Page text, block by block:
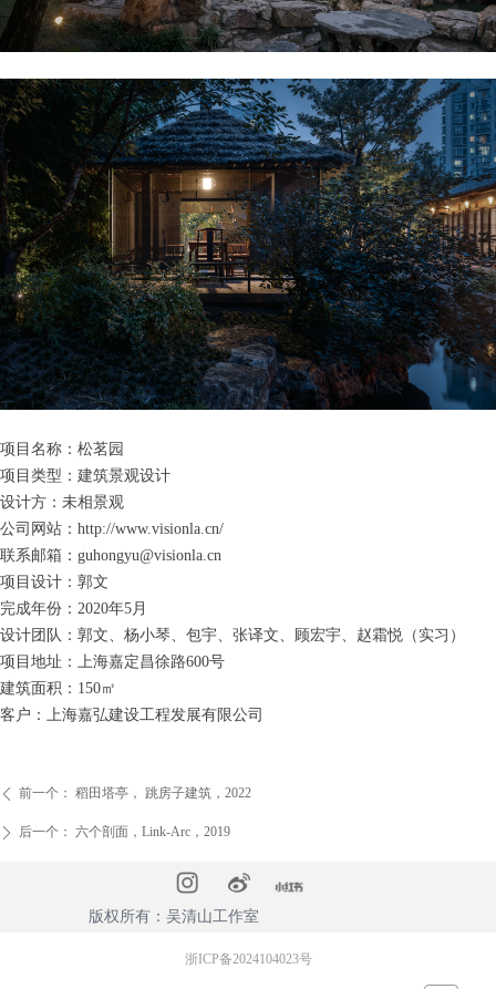
项目名称：松茗园
项目类型：建筑景观设计
设计方：未相景观
公司网站：http://www.visionla.cn/
联系邮箱：guhongyu@visionla.cn
项目设计：郭文
完成年份：2020年5月
设计团队：郭文、杨小琴、包宇、张译文、顾宏宇、赵霜悦（实习）
项目地址：上海嘉定昌徐路600号
建筑面积：150㎡
客户：上海嘉弘建设工程发展有限公司
ꄴ 前一个： 稻田塔亭， 跳房子建筑，2022
ꄲ 后一个： 六个剖面，Link-Arc，2019
版权所有：吴清山工作室
浙ICP备2024104023号